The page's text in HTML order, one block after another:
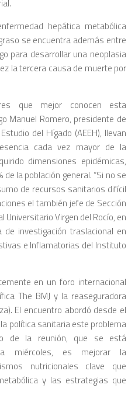
hepática metabólica
se encuentra además entre
para desarrollar una neoplasia
la tercera causa de muerte por
que mejor conocen esta
Manuel Romero, presidente de
del Hígado (AEEH), llevan
cada vez mayor de la
dimensiones epidémicas,
la población general. “Si no se
de recursos sanitarios difícil
el también jefe de Sección
Virgen del Rocío, en
investigación traslacional en
e Inflamatorias del Instituto
en un foro internacional
The BMJ y la reaseguradora
El encuentro abordó desde el
política sanitaria este problema
de la reunión, que se está
miércoles, es mejorar la
nutricionales clave que
y las estrategias que